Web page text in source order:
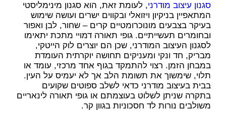
סגנון עיצוב מודרני, לעומת זאת, הוא סגנון מינימליסטי
המתאפיין בניקיון ויזואלי ובקווים ישרים ועושה שימוש
בעיקר בצבעים מונוכרומטיים קרים – שחור, לבן ואפור
ובחומרים תעשייתיים. גופי תאורה דמויי מתכת יתאימו
לסגנון העיצוב המודרני, שכן הם יוצרים לוק הייטקי,
מבריק, חד ונקי ומעניקים תחושה יוקרתית העומדת
במבחן הזמן. רצוי להתמקד בגוף אחד מרכזי, עומד או
תלוי, שימשוך את תשומת הלב אך לא יעמיס על העין.
בבית בעיצוב מודרני כדאי לשלב ספוטים שקועים
בתקרה שניתן לשלוט בעוצמתם או גופי תאורה לינאריים
משולבים נורות לד חסכוניות בגוון קר.